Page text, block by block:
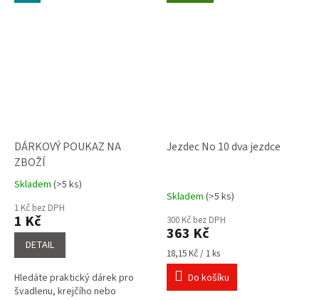
DÁRKOVÝ POUKAZ NA
ZBOŽÍ
Průměrné
hodnocení
produktu
je
5,0
hvězdiček.
Skladem (>5 ks)
1 Kč bez DPH
1 Kč
DETAIL
Hledáte praktický dárek pro
švadlenu, krejčího nebo
Jezdec No 10 dva jezdce
Skladem (>5 ks)
300 Kč bez DPH
363 Kč
Měrná
cena:
18,15 Kč / 1 ks
Do košíku